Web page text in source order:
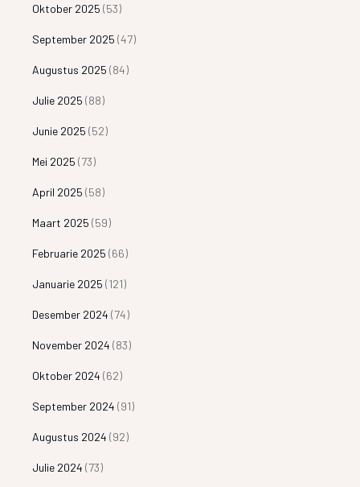
Oktober 2025 (53)
September 2025 (47)
Augustus 2025 (84)
Julie 2025 (88)
Junie 2025 (52)
Mei 2025 (73)
April 2025 (58)
Maart 2025 (59)
Februarie 2025 (66)
Januarie 2025 (121)
Desember 2024 (74)
November 2024 (83)
Oktober 2024 (62)
September 2024 (91)
Augustus 2024 (92)
Julie 2024 (73)